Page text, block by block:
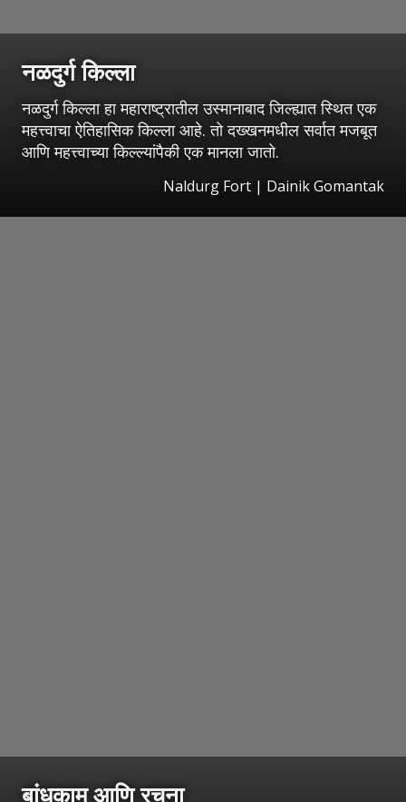
नळदुर्ग किल्ला
नळदुर्ग किल्ला हा महाराष्ट्रातील उस्मानाबाद जिल्ह्यात स्थित एक
महत्त्वाचा ऐतिहासिक किल्ला आहे. तो दख्खनमधील सर्वात मजबूत
आणि महत्त्वाच्या किल्ल्यांपैकी एक मानला जातो.
Naldurg Fort | Dainik Gomantak
बांधकाम आणि रचना